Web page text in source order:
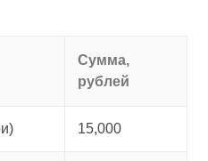
Сумма,
рублей
15,000